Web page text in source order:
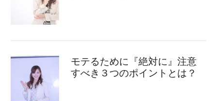
モテるために『絶対に』注意
すべき３つのポイントとは？